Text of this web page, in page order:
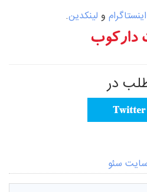
اینستاگرام و لینکدین.
در
سئو